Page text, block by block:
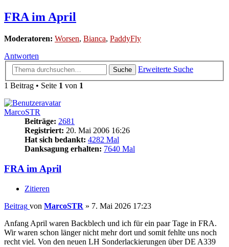
FRA im April
Moderatoren: Worsen, Bianca, PaddyFly
Antworten
Suche
Erweiterte Suche
1 Beitrag • Seite 1 von 1
MarcoSTR
Beiträge: 2681
Registriert: 20. Mai 2006 16:26
Hat sich bedankt: 4282 Mal
Danksagung erhalten: 7640 Mal
FRA im April
Zitieren
Beitrag von MarcoSTR » 7. Mai 2026 17:23
Anfang April waren Backblech und ich für ein paar Tage in FRA.
Wir waren schon länger nicht mehr dort und somit fehlte uns noch
recht viel. Von den neuen LH Sonderlackierungen über DE A339